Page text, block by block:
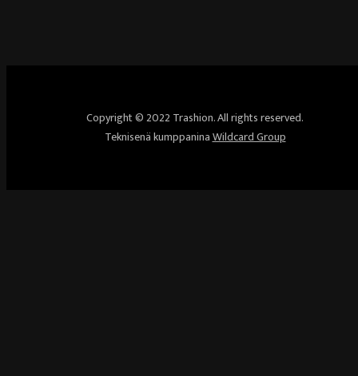
Copyright © 2022 Trashion. All rights reserved.
Teknisenä kumppaninaWildcard Group